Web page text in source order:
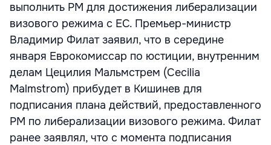
выполнить РМ для достижения либерализации
визового режима с ЕС. Премьер-министр
Владимир Филат заявил, что в середине
января Еврокомиссар по юстиции, внутренним
делам Цецилия Мальмстрем (Cecilia
Malmstrom) прибудет в Кишинев для
подписания плана действий, предоставленного
РМ по либерализации визового режима. Филат
ранее заявлял, что с момента подписания